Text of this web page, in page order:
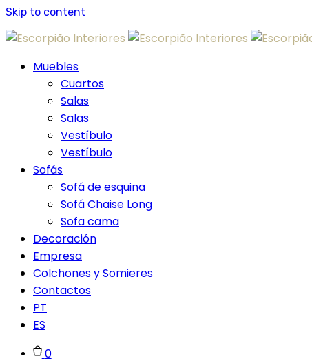
Skip to content
Muebles
Cuartos
Salas
Salas
Vestíbulo
Vestíbulo
Sofás
Sofá de esquina
Sofá Chaise Long
Sofa cama
Decoración
Empresa
Colchones y Somieres
Contactos
PT
ES
0